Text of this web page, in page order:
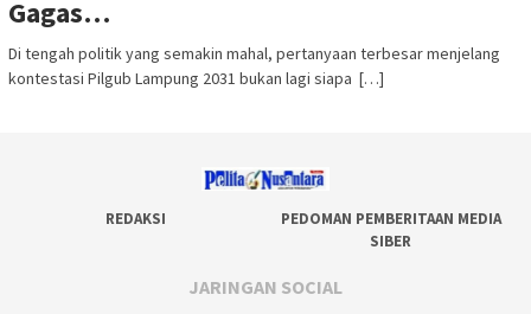
Gagas…
Di tengah politik yang semakin mahal, pertanyaan terbesar menjelang
kontestasi Pilgub Lampung 2031 bukan lagi siapa […]
REDAKSI
PEDOMAN PEMBERITAAN MEDIA
SIBER
JARINGAN SOCIAL